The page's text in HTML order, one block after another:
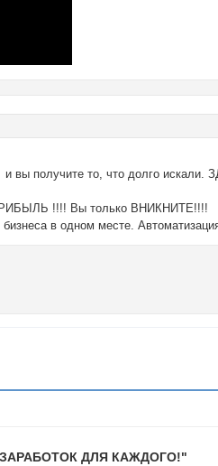
вы получите то, что долго
ПРИБЫЛЬ !!!! Вы только ВНИКНИТЕ!!!!
в одном месте.
ДЛЯ КАЖДОГО!"